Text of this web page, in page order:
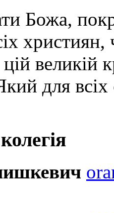
Божа,
християн,
великій
для